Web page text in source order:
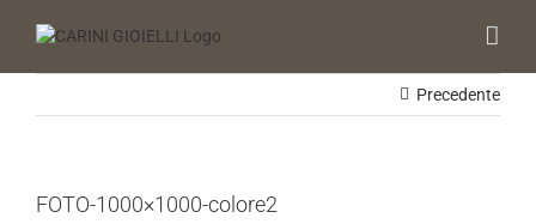
Precedente
FOTO-1000×1000-colore2